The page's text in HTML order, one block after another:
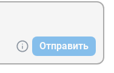
Отправить